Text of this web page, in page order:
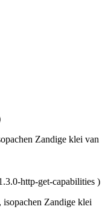
Zandige klei van
http-get-capabilities )
Zandige klei